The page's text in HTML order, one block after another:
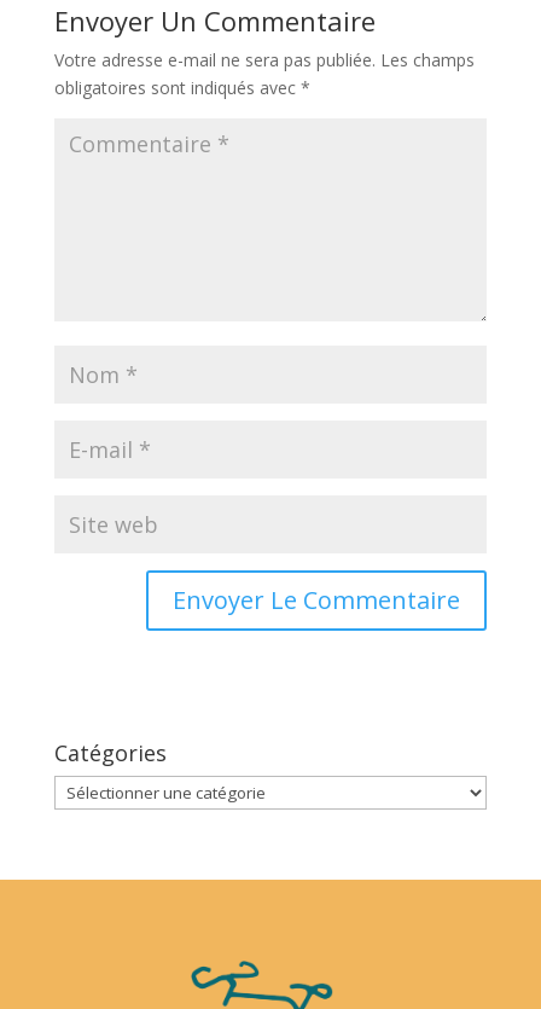
Envoyer Un Commentaire
Votre adresse e-mail ne sera pas publiée. Les champs
obligatoires sont indiqués avec *
Catégories
Catégories